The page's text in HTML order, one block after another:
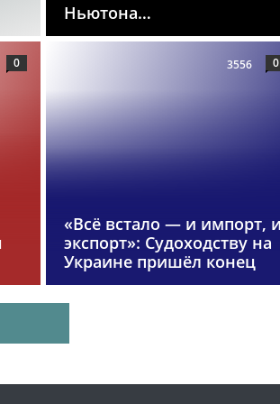
Ньютона…
0
«Всё встало — и импорт,
экспорт»: Судоходству на
Украине пришёл конец
3556 0